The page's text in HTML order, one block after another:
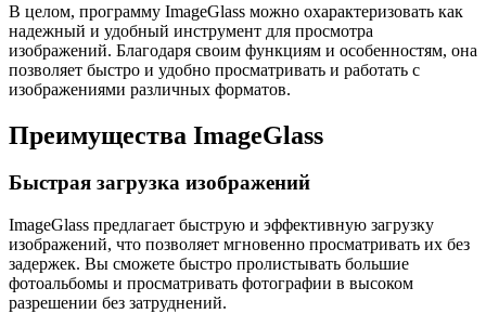
В целом, программу ImageGlass можно охарактеризовать как
надежный и удобный инструмент для просмотра
изображений. Благодаря своим функциям и особенностям, она
позволяет быстро и удобно просматривать и работать с
изображениями различных форматов.
Преимущества ImageGlass
Быстрая загрузка изображений
ImageGlass предлагает быструю и эффективную загрузку
изображений, что позволяет мгновенно просматривать их без
задержек. Вы сможете быстро пролистывать большие
фотоальбомы и просматривать фотографии в высоком
разрешении без затруднений.